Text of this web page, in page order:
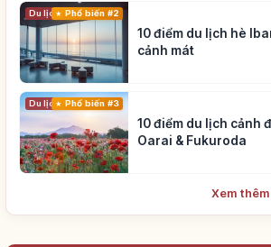
Du lịch Phổ biến #2
10 điểm du lịch hè
cảnh mát
Du lịch Phổ biến #3
10 điểm du lịch cảnh
Oarai & Fukuroda
Xem